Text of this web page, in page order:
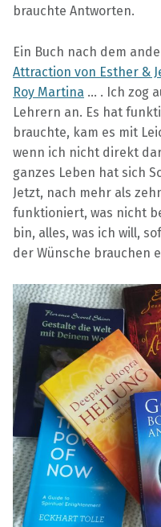
brauchte Antworten.
Ein Buch nach dem
Attraction von Esther &
Roy Martina … . Ich zog
Lehrern an. Es hat
brauchte, kam es mit
wenn ich nicht direkt
ganzes Leben hat sich
Jetzt, nach mehr als
funktioniert, was nicht
bin, alles, was ich will,
der Wünsche brauchen